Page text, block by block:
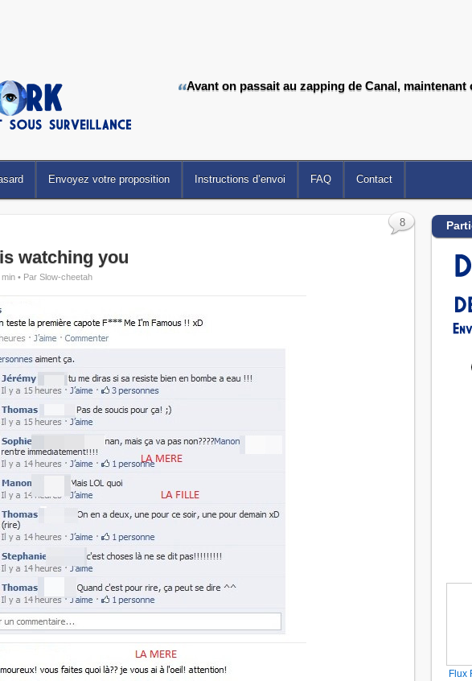
Avant on passait au zapping de Canal,
Envoyez votre proposition Instructions d’envoi FAQ Contact
watching you
• Par Slow-cheetah
8
Flux